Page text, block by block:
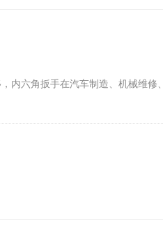
内六角扳手在汽车制造、机械维修